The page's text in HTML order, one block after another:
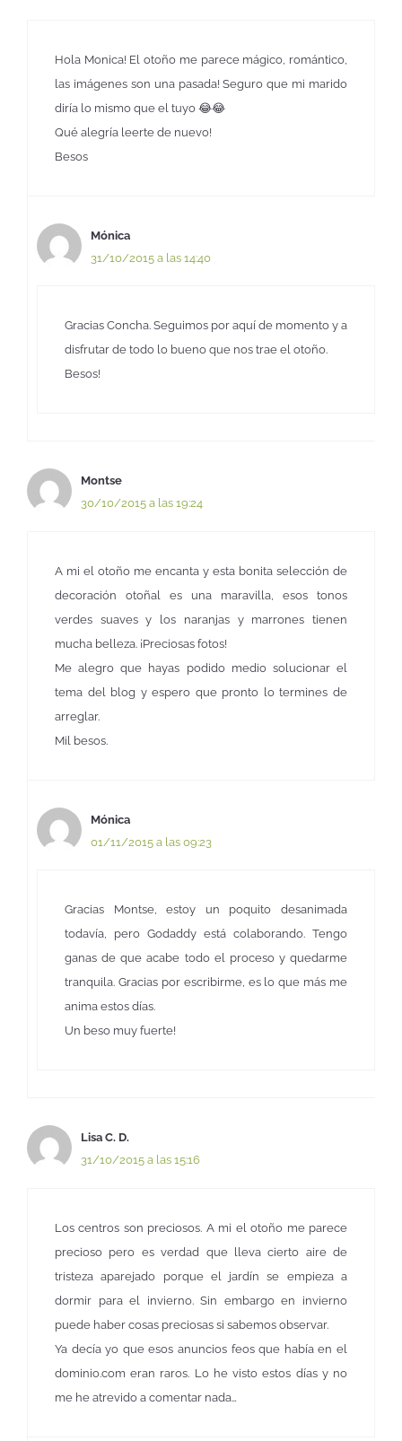
Hola Monica! El otoño me parece mágico, romántico,
las imágenes son una pasada! Seguro que mi marido
diría lo mismo que el tuyo 😂😂
Qué alegría leerte de nuevo!
Besos
Mónica
31/10/2015 a las 14:40
Gracias Concha. Seguimos por aquí de momento y a
disfrutar de todo lo bueno que nos trae el otoño.
Besos!
Montse
30/10/2015 a las 19:24
A mi el otoño me encanta y esta bonita selección de
decoración otoñal es una maravilla, esos tonos
verdes suaves y los naranjas y marrones tienen
mucha belleza. ¡Preciosas fotos!
Me alegro que hayas podido medio solucionar el
tema del blog y espero que pronto lo termines de
arreglar.
Mil besos.
Mónica
01/11/2015 a las 09:23
Gracias Montse, estoy un poquito desanimada
todavía, pero Godaddy está colaborando. Tengo
ganas de que acabe todo el proceso y quedarme
tranquila. Gracias por escribirme, es lo que más me
anima estos días.
Un beso muy fuerte!
Lisa C. D.
31/10/2015 a las 15:16
Los centros son preciosos. A mi el otoño me parece
precioso pero es verdad que lleva cierto aire de
tristeza aparejado porque el jardín se empieza a
dormir para el invierno. Sin embargo en invierno
puede haber cosas preciosas si sabemos observar.
Ya decía yo que esos anuncios feos que había en el
dominio.com eran raros. Lo he visto estos días y no
me he atrevido a comentar nada…